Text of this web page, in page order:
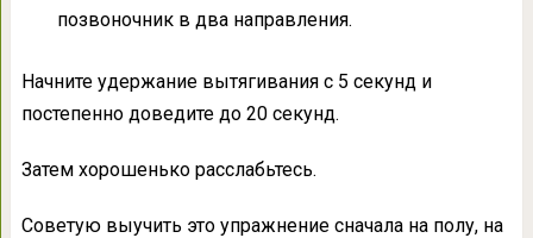
позвоночник в два направления.
Начните удержание вытягивания с 5 секунд и
постепенно доведите до 20 секунд.
Затем хорошенько расслабьтесь.
Советую выучить это упражнение сначала на полу, на